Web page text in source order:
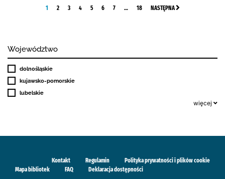
1 2 3 4 5 6 7 … 18 NASTĘPNA
Województwo
dolnośląskie
kujawsko-pomorskie
lubelskie
więcej
Kontakt Regulamin
Polityka prywatności i plików cookie
Mapa bibliotek
FAQ Deklaracja dostępności